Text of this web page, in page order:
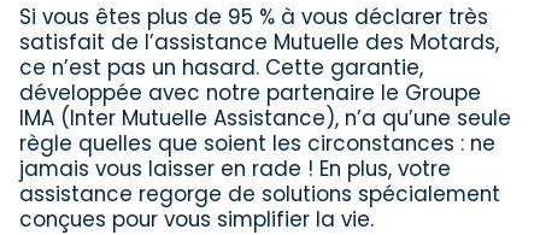
Si vous êtes plus de 95 % à vous déclarer très
satisfait de l’assistance Mutuelle des Motards,
ce n’est pas un hasard. Cette garantie,
développée avec notre partenaire le Groupe
IMA (Inter Mutuelle Assistance), n’a qu’une seule
règle quelles que soient les circonstances : ne
jamais vous laisser en rade ! En plus, votre
assistance regorge de solutions spécialement
conçues pour vous simplifier la vie.